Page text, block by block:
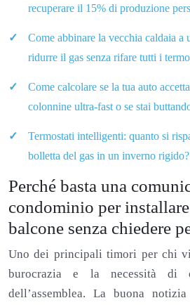
recuperare il 15% di produzione
Come abbinare la vecchia caldaia a
ridurre il gas senza rifare tutti i
Come calcolare se la tua auto
colonnine ultra-fast o se stai
Termostati intelligenti: quanto si
bolletta del gas in un inverno rigido?
Perché basta una
condominio per
balcone senza chiedere
Uno dei principali timori per chi
burocrazia e la necessità di
dell’assemblea. La buona